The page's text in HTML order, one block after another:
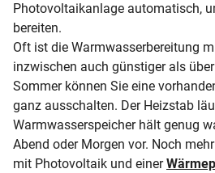
Photovoltaikanlage automatisch,
bereiten.
Oft ist die Warmwasserbereitung
inzwischen auch günstiger als
Sommer können Sie eine
ganz ausschalten. Der Heizstab
Warmwasserspeicher hält genug
Abend oder Morgen vor. Noch
mit Photovoltaik und einer